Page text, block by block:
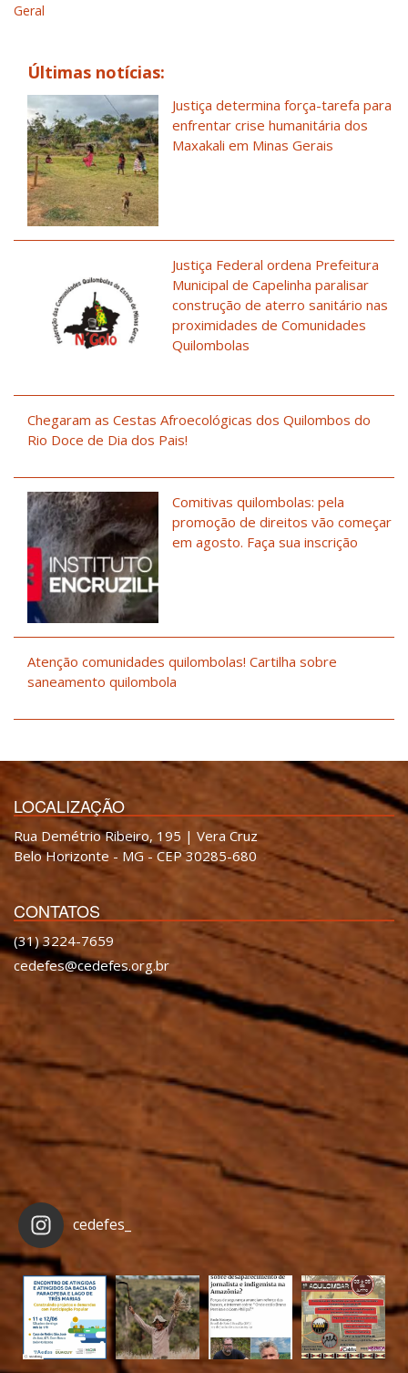
Geral
Últimas notícias:
Justiça determina força-tarefa para
enfrentar crise humanitária dos
Maxakali em Minas Gerais
Justiça Federal ordena Prefeitura
Municipal de Capelinha paralisar
construção de aterro sanitário nas
proximidades de Comunidades
Quilombolas
Chegaram as Cestas Afroecológicas dos Quilombos do
Rio Doce de Dia dos Pais!
Comitivas quilombolas: pela
promoção de direitos vão começar
em agosto. Faça sua inscrição
Atenção comunidades quilombolas! Cartilha sobre
saneamento quilombola
LOCALIZAÇÃO
Rua Demétrio Ribeiro, 195 | Vera Cruz
Belo Horizonte - MG - CEP 30285-680
CONTATOS
(31) 3224-7659
cedefes@cedefes.org.br
cedefes_